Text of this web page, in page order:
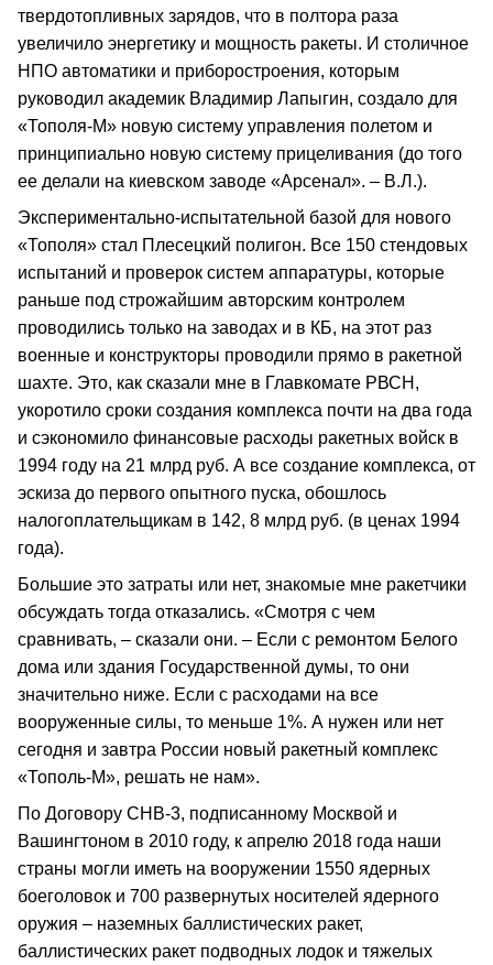
твердотопливных зарядов, что в полтора раза
увеличило энергетику и мощность ракеты. И столичное
НПО автоматики и приборостроения, которым
руководил академик Владимир Лапыгин, создало для
«Тополя‑М» новую систему управления полетом и
принципиально новую систему прицеливания (до того
ее делали на киевском заводе «Арсенал». – В.Л.).
Экспериментально‑испытательной базой для нового
«Тополя» стал Плесецкий полигон. Все 150 стендовых
испытаний и проверок систем аппаратуры, которые
раньше под строжайшим авторским контролем
проводились только на заводах и в КБ, на этот раз
военные и конструкторы проводили прямо в ракетной
шахте. Это, как сказали мне в Главкомате РВСН,
укоротило сроки создания комплекса почти на два года
и сэкономило финансовые расходы ракетных войск в
1994 году на 21 млрд руб. А все создание комплекса, от
эскиза до первого опытного пуска, обошлось
налогоплательщикам в 142, 8 млрд руб. (в ценах 1994
года).
Большие это затраты или нет, знакомые мне ракетчики
обсуждать тогда отказались. «Смотря с чем
сравнивать, – сказали они. – Если с ремонтом Белого
дома или здания Государственной думы, то они
значительно ниже. Если с расходами на все
вооруженные силы, то меньше 1%. А нужен или нет
сегодня и завтра России новый ракетный комплекс
«Тополь‑М», решать не нам».
По Договору СНВ‑3, подписанному Москвой и
Вашингтоном в 2010 году, к апрелю 2018 года наши
страны могли иметь на вооружении 1550 ядерных
боеголовок и 700 развернутых носителей ядерного
оружия – наземных баллистических ракет,
баллистических ракет подводных лодок и тяжелых